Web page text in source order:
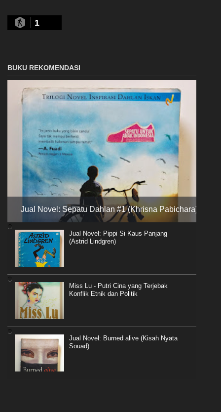
1
BUKU REKOMENDASI
Jual Novel: Sepatu Dahlan #1 (Khrisna Pabichara)
Jual Novel: Pippi Si Kaus Panjang
(Astrid Lindgren)
Miss Lu - Putri Cina yang Terjebak
Konflik Etnik dan Politik
Jual Novel: Burned alive (Kisah Nyata
Souad)